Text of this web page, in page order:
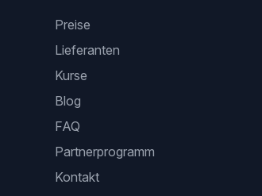
Preise
Lieferanten
Kurse
Blog
FAQ
Partnerprogramm
Kontakt